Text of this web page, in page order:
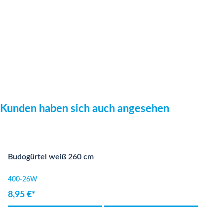
Produktgalerie überspringen
Kunden haben sich auch angesehen
Budogürtel weiß 260 cm
400-26W
8,95 €*